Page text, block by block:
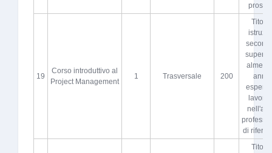
19
Corso introduttivo al
Project Management
1 Trasversale 200
Titolo
anni
di
Titolo